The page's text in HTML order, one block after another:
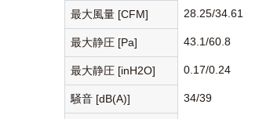
最大風量 [CFM] 28.25/34.61
最大静圧 [Pa] 43.1/60.8
最大静圧 [inH2O] 0.17/0.24
騒音 [dB(A)] 34/39